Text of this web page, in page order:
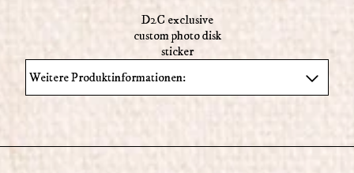
D2C exclusive
custom photo disk
sticker
Weitere Produktinformationen: